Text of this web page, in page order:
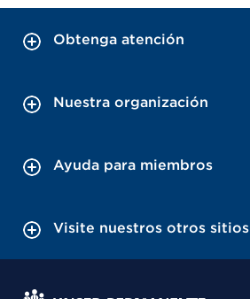
Obtenga atención
Nuestra organización
Ayuda para miembros
Visite nuestros otros sitios